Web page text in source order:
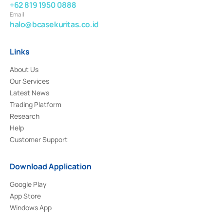
+62 819 1950 0888
Email
halo@bcasekuritas.co.id
Links
About Us
Our Services
Latest News
Trading Platform
Research
Help
Customer Support
Download Application
Google Play
App Store
Windows App